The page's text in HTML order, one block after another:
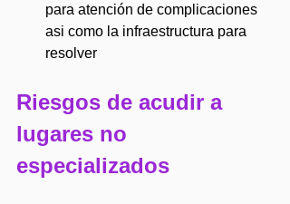
para atención de complicaciones
asi como la infraestructura para
resolver
Riesgos de acudir a
lugares no
especializados